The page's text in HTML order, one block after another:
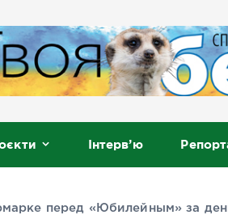
Інтерв’ю
перед «Юбилейным» за